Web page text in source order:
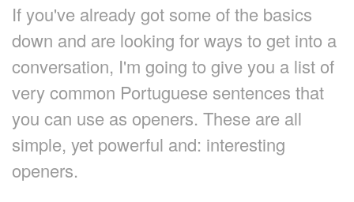
If you've already got some of the basics
down and are looking for ways to get into a
conversation, I'm going to give you a list of
very common Portuguese sentences that
you can use as openers. These are all
simple, yet powerful and: interesting
openers.